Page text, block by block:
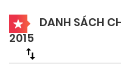
DANH SÁCH
2015